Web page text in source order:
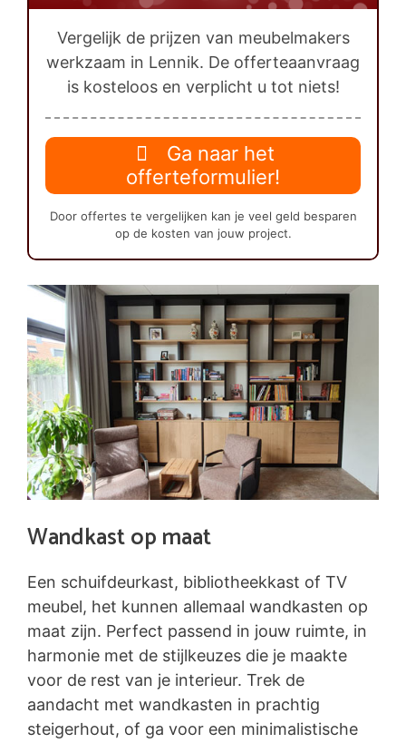
Vergelijk de prijzen van meubelmakers
werkzaam in Lennik. De offerteaanvraag
is kosteloos en verplicht u tot niets!
Ga naar het
offerteformulier!
Door offertes te vergelijken kan je veel geld besparen
op de kosten van jouw project.
Wandkast op maat
Een schuifdeurkast, bibliotheekkast of TV
meubel, het kunnen allemaal wandkasten op
maat zijn. Perfect passend in jouw ruimte, in
harmonie met de stijlkeuzes die je maakte
voor de rest van je interieur. Trek de
aandacht met wandkasten in prachtig
steigerhout, of ga voor een minimalistische